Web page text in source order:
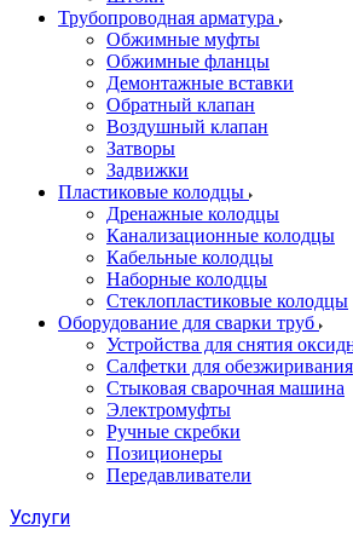
Трубопроводная арматура
Обжимные муфты
Обжимные фланцы
Демонтажные вставки
Обратный клапан
Воздушный клапан
Затворы
Задвижки
Пластиковые колодцы
Дренажные колодцы
Канализационные колодцы
Кабельные колодцы
Наборные колодцы
Стеклопластиковые колодцы
Оборудование для сварки труб
Устройства для снятия
Салфетки для обезжиривания
Стыковая сварочная машина
Электромуфты
Ручные скребки
Позиционеры
Передавливатели
Услуги